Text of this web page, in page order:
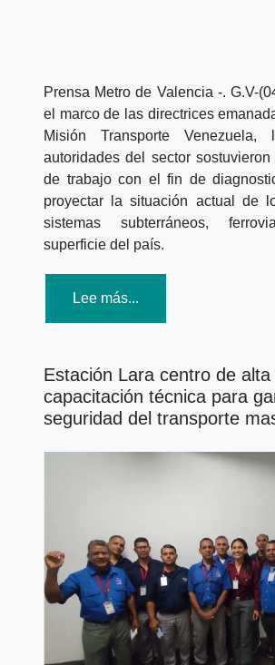
Prensa Metro de Valencia -. G.V-
el marco de las directrices
Misión Transporte Venezuela,
autoridades del sector
de trabajo con el fin de
proyectar la situación actual de
sistemas subterráneos,
superficie del país.
Lee más...
Estación Lara centro de alta
capacitación técnica para
seguridad del transporte